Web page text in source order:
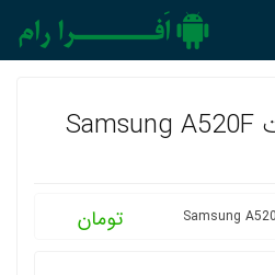
حل مشکل اکانت Samsung A520F
تومان